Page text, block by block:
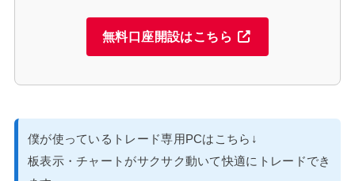
無料口座開設はこちら
僕が使っているトレード専用PCはこちら↓
板表示・チャートがサクサク動いて快適にトレードでき